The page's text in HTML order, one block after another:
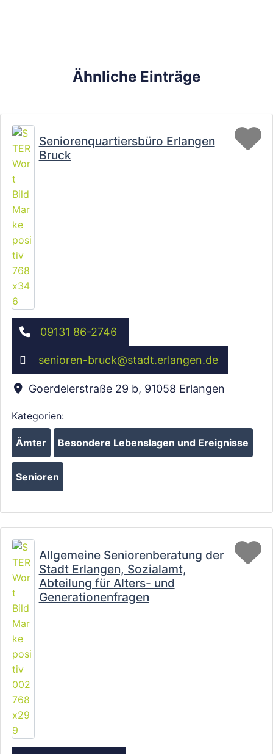
Ähnliche Einträge
Seniorenquartiersbüro Erlangen
Bruck
09131 86-2746
senioren-bruck@stadt.erlangen.de
Goerdelerstraße 29 b, 91058 Erlangen
Kategorien:
Ämter Besondere Lebenslagen und Ereignisse
Senioren
Allgemeine Seniorenberatung der
Stadt Erlangen, Sozialamt,
Abteilung für Alters- und
Generationenfragen